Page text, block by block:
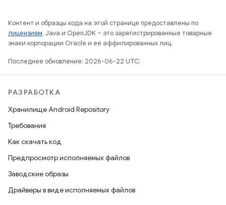
Контент и образцы кода на этой странице предоставлены по
лицензиям. Java и OpenJDK – это зарегистрированные товарные
знаки корпорации Oracle и ее аффилированных лиц.
Последнее обновление: 2026-06-22 UTC.
РАЗРАБОТКА
Хранилище Android Repository
Требования
Как скачать код
Предпросмотр исполняемых файлов
Заводские образы
Драйверы в виде исполняемых файлов